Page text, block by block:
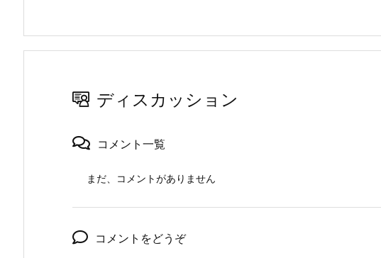
ディスカッション
コメント一覧
まだ、コメントがありません
コメントをどうぞ